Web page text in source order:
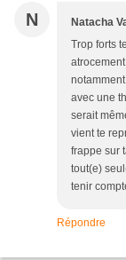
N Natacha
Trop forts
avec une
serait
vient te
frappe sur
tout(e)
tenir
Répondre